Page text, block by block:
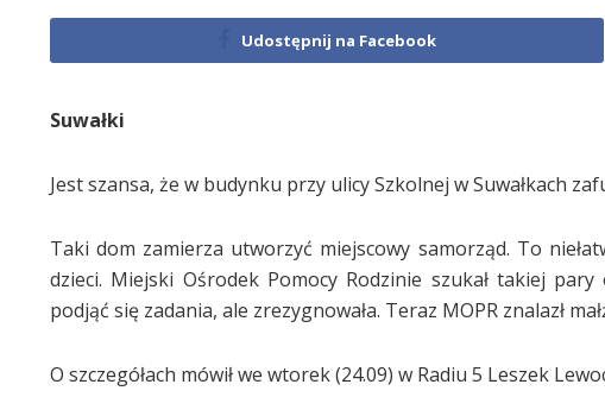
Udostępnij na Facebook
Suwałki
Jest szansa, że w budynku przy ulicy Szkolnej w Suwałkach
Taki dom zamierza utworzyć miejscowy samorząd. To
dzieci. Miejski Ośrodek Pomocy Rodzinie szukał takiej
podjąć się zadania, ale zrezygnowała. Teraz MOPR znalazł
O szczegółach mówił we wtorek (24.09) w Radiu 5 Leszek